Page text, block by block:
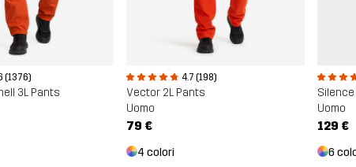
(1376)
3L Pants
4.7 (198)
Vector 2L Pants
Uomo
79 €
4 colori
Uomo
129 €
6